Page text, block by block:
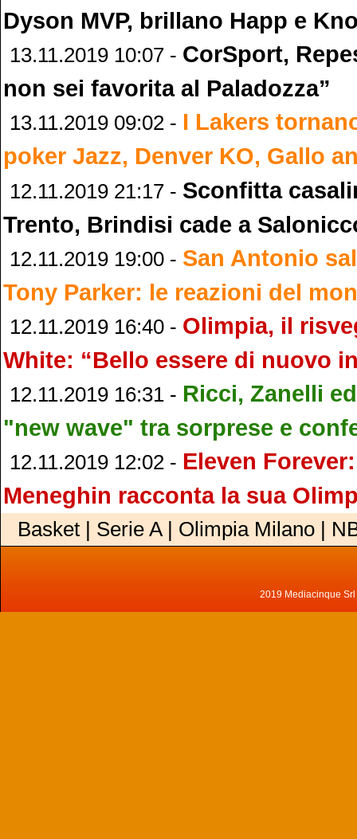
Dyson MVP, brillano Happ e
13.11.2019 10:07 - CorSport,
non sei favorita al Paladozza”
13.11.2019 09:02 - I Lakers
poker Jazz, Denver KO, Gallo
12.11.2019 21:17 - Sconfitta
Trento, Brindisi cade a
12.11.2019 19:00 - San Antonio
Tony Parker: le reazioni del
12.11.2019 16:40 - Olimpia, il
White: “Bello essere di nuovo
12.11.2019 16:31 - Ricci, Zanelli
"new wave" tra sorprese e
12.11.2019 12:02 - Eleven
Meneghin racconta la sua
Basket | Serie A | Olimpia Milano |
2019 Mediacinque Srl